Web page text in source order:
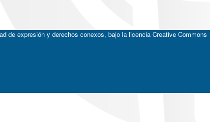
de expresión y derechos conexos, bajo la licencia Creative Commons